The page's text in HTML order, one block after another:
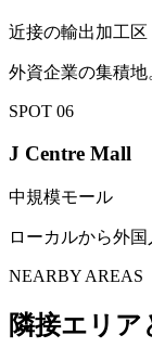
近接の輸出加工区
外資企業の集積地
SPOT 06
J Centre Mall
中規模モール
ローカルから外
NEARBY AREAS
隣接エリア